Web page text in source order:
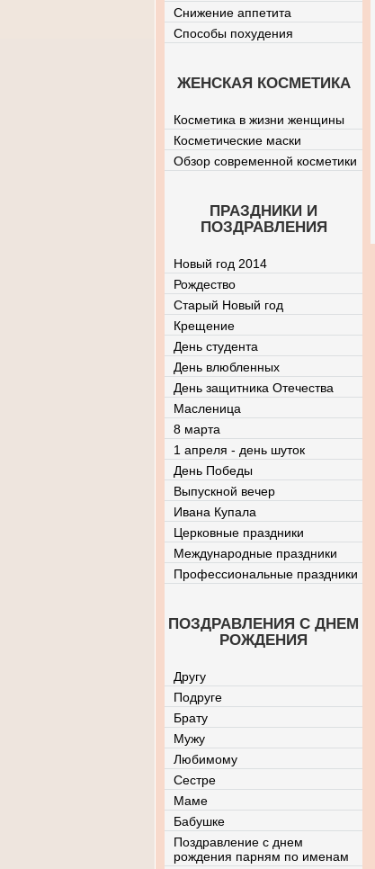
Снижение аппетита
Способы похудения
ЖЕНСКАЯ КОСМЕТИКА
Косметика в жизни женщины
Косметические маски
Обзор современной косметики
ПРАЗДНИКИ И
ПОЗДРАВЛЕНИЯ
Новый год 2014
Рождество
Старый Новый год
Крещение
День студента
День влюбленных
День защитника Отечества
Масленица
8 марта
1 апреля - день шуток
День Победы
Выпускной вечер
Ивана Купала
Церковные праздники
Международные праздники
Профессиональные праздники
ПОЗДРАВЛЕНИЯ С ДНЕМ
РОЖДЕНИЯ
Другу
Подруге
Брату
Мужу
Любимому
Сестре
Маме
Бабушке
Поздравление с днем
рождения парням по именам